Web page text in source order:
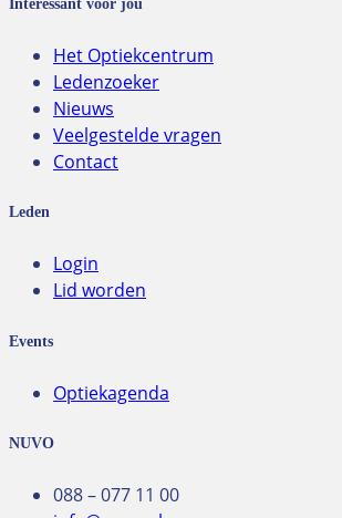
Het Optiekcentrum
Ledenzoeker
Nieuws
Veelgestelde vragen
Contact
Leden
Login
Lid worden
Events
Optiekagenda
NUVO
088 – 077 11 00